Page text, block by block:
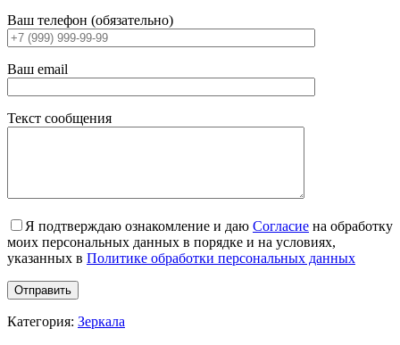
Ваш телефон (обязательно)
Ваш email
Текст сообщения
Я подтверждаю ознакомление и даю Согласие на обработку
моих персональных данных в порядке и на условиях,
указанных в Политике обработки персональных данных
Категория: Зеркала